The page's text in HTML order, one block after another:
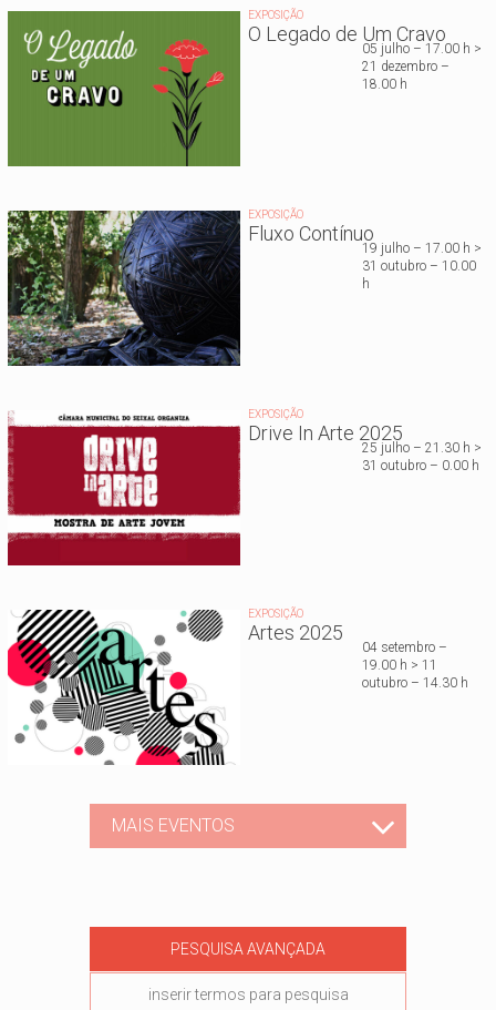
EXPOSIÇÃO
O Legado de Um Cravo
05 julho – 17.00 h >
21 dezembro –
18.00 h
EXPOSIÇÃO
Fluxo Contínuo
19 julho – 17.00 h >
31 outubro – 10.00
h
EXPOSIÇÃO
Drive In Arte 2025
25 julho – 21.30 h >
31 outubro – 0.00 h
EXPOSIÇÃO
Artes 2025
04 setembro –
19.00 h > 11
outubro – 14.30 h
MAIS EVENTOS
PESQUISA AVANÇADA